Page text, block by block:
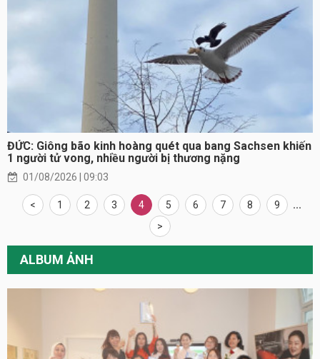
ĐỨC: Giông bão kinh hoàng quét qua bang Sachsen khiến
1 người tử vong, nhiều người bị thương nặng
01/08/2026 | 09:03
< 1 2 3 4 5 6 7 8 9
...
>
ALBUM ẢNH